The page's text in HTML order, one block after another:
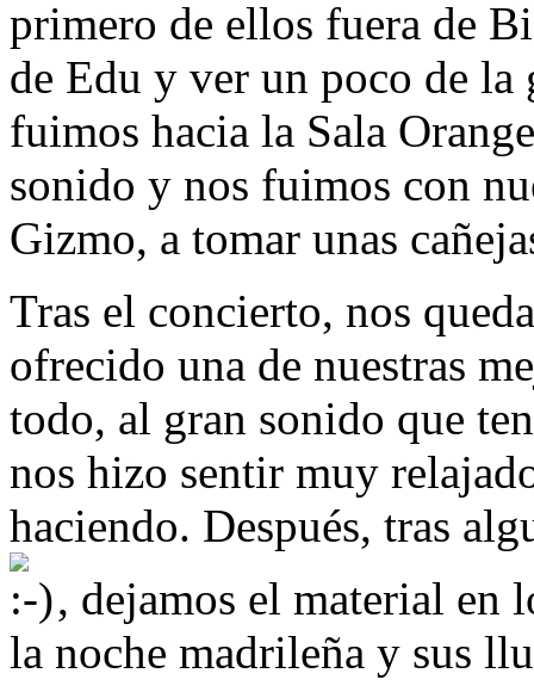
primero de ellos fuera de
de Edu y ver un poco de
fuimos hacia la Sala
sonido y nos fuimos con
Gizmo, a tomar unas
Tras el concierto, nos
ofrecido una de nuestras
todo, al gran sonido que
nos hizo sentir muy
haciendo. Después, tras
, dejamos el material en
la noche madrileña y sus